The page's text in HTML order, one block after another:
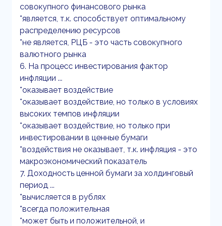
совокупного финансового рынка
*является, т.к. способствует оптимальному
распределению ресурсов
*не является, РЦБ - это часть совокупного
валютного рынка
6. На процесс инвестирования фактор
инфляции ...
*оказывает воздействие
*оказывает воздействие, но только в условиях
высоких темпов инфляции
*оказывает воздействие, но только при
инвестировании в ценные бумаги
*воздействия не оказывает, т.к. инфляция - это
макроэкономический показатель
7. Доходность ценной бумаги за холдинговый
период ...
*вычисляется в рублях
*всегда положительная
*может быть и положительной, и